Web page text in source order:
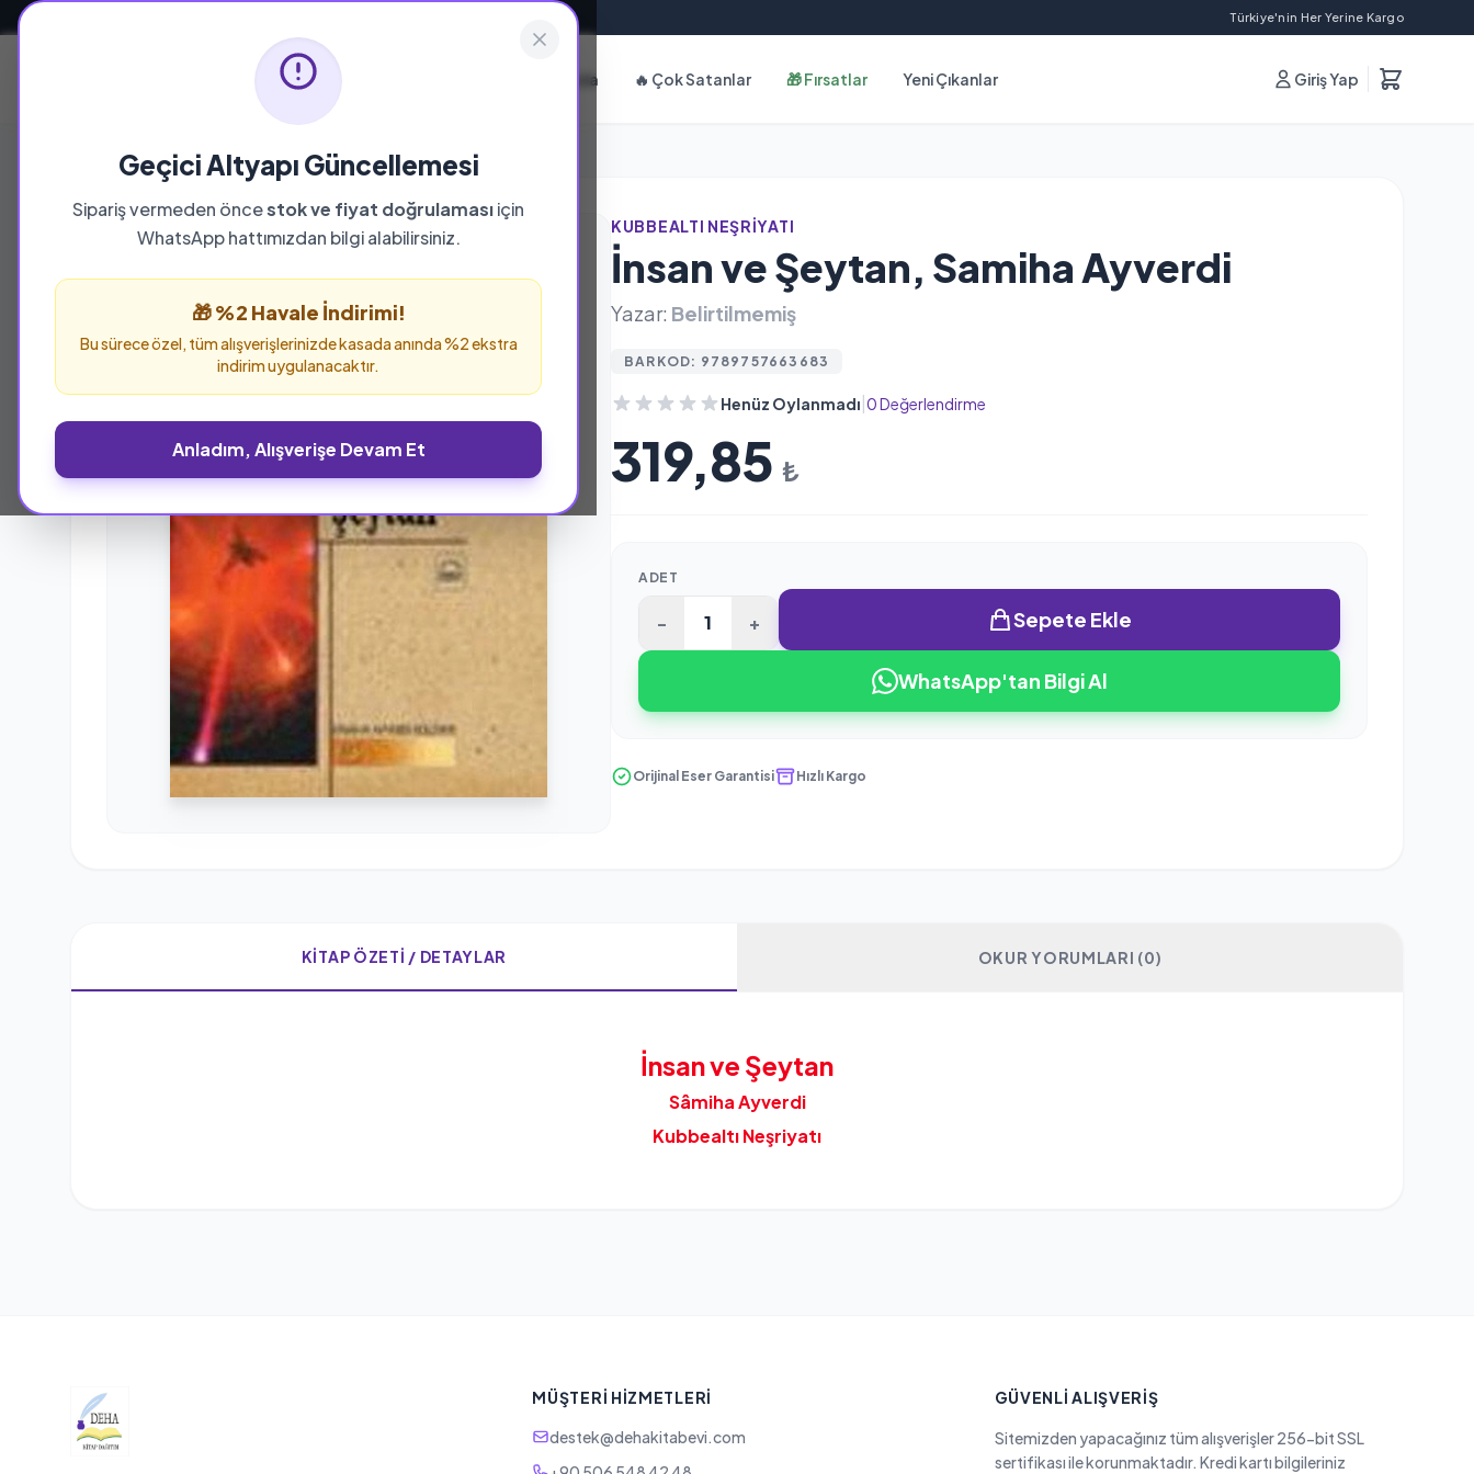
Geçici Altyapı Güncellemesi
Sipariş vermeden öncestok ve fiyat doğrulamasıiçin
WhatsApp hattımızdan bilgi alabilirsiniz.
🎁 %2 Havale İndirimi!
Bu sürece özel, tüm alışverişlerinizde kasada anında %2 ekstra
indirim uygulanacaktır.
Anladım, Alışverişe Devam Et
Türkiye'nin Her Yerine Kargo
Hakkımızda 🔥 Çok Satanlar 🎁 Fırsatlar Yeni Çıkanlar Giriş Yap
KUBBEALTI NEŞRIYATI
İnsan ve Şeytan, Samiha Ayverdi
Yazar: Belirtilmemiş
BARKOD: 9789757663683
Henüz Oylanmadı 0 Değerlendirme
319,85 ₺
ADET
- + Sepete Ekle
WhatsApp'tan Bilgi Al
Orijinal Eser Garantisi Hızlı Kargo
KITAP ÖZETI / DETAYLAR OKUR YORUMLARI (0)
İnsan ve Şeytan
Sâmiha Ayverdi
Kubbealtı Neşriyatı
MÜŞTERI HIZMETLERI
destek@dehakitabevi.com
GÜVENLI ALIŞVERIŞ
Sitemizden yapacağınız tüm alışverişler 256-bit SSL
sertifikası ile korunmaktadır. Kredi kartı bilgileriniz